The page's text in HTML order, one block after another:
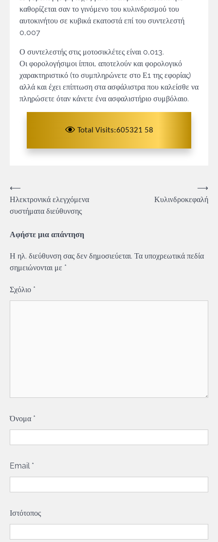
καθορίζεται σαν το γινόμενο του κυλινδρισμού του
αυτοκινήτου σε κυβικά εκατοστά επί του συντελεστή
0,007
Ο συντελεστής στις μοτοσικλέτες είναι 0,013.
Οι φορολογήσιμοι ίπποι, αποτελούν και φορολογικό
χαρακτηριστικό (το συμπληρώνετε στο Ε1 της εφορίας)
αλλά και έχει επίπτωση στα ασφάλιστρα που καλείσθε να
πληρώσετε όταν κάνετε ένα ασφαλιστήριο συμβόλαιο.
Total Visits:605321 58
Πλοήγηση
άρθρων
⟵
Ηλεκτρονικά ελεγχόμενα
συστήματα διεύθυνσης
Κυλινδροκεφαλή
⟶
Αφήστε μια απάντηση
Η ηλ. διεύθυνση σας δεν δημοσιεύεται. Τα υποχρεωτικά πεδία
σημειώνονται με *
Σχόλιο *
Όνομα *
Email *
Ιστότοπος